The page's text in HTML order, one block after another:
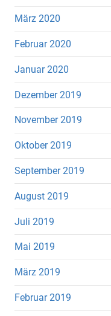
März 2020
Februar 2020
Januar 2020
Dezember 2019
November 2019
Oktober 2019
September 2019
August 2019
Juli 2019
Mai 2019
März 2019
Februar 2019